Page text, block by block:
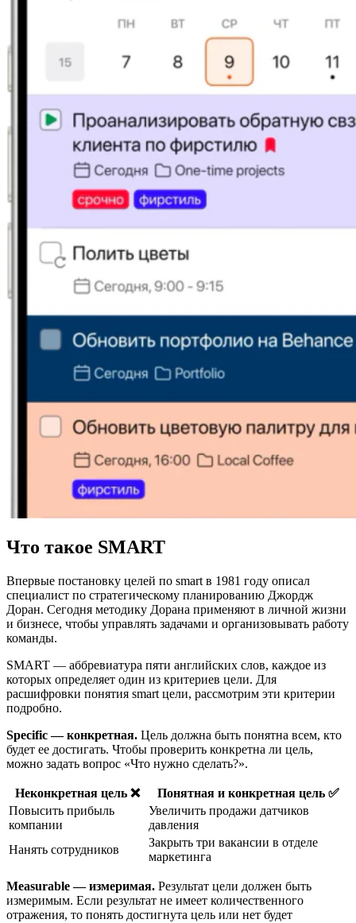
Что такое SMART
Впервые постановку целей по smart в 1981 году описал
специалист по стратегическому планированию Джордж
Доран. Сегодня методику Дорана применяют в личной жизни
и бизнесе, чтобы управлять задачами и организовывать работу
команды.
SMART — аббревиатура пяти английских слов, каждое из
которых определяет один из критериев цели. Для
расшифровки понятия smart цели, рассмотрим эти критерии
подробно.
Specific — конкретная. Цель должна быть понятна всем, кто
будет ее достигать. Чтобы проверить конкретна ли цель,
можно задать вопрос «Что нужно сделать?».
Неконкретная цель ❌
Понятная и конкретная цель ✅
Повысить прибыль
компании
Увеличить продажи датчиков
давления
Нанять сотрудников
Закрыть три вакансии в отделе
маркетинга
Measurable — измеримая. Результат цели должен быть
измеримым. Если результат не имеет количественного
отражения, то понять достигнута цель или нет будет